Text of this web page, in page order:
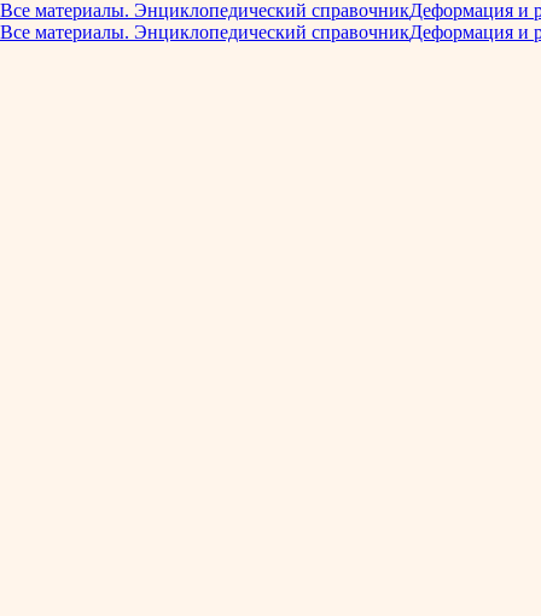
Все материалы. Энциклопедический справочникДеформация и
Все материалы. Энциклопедический справочникДеформация и